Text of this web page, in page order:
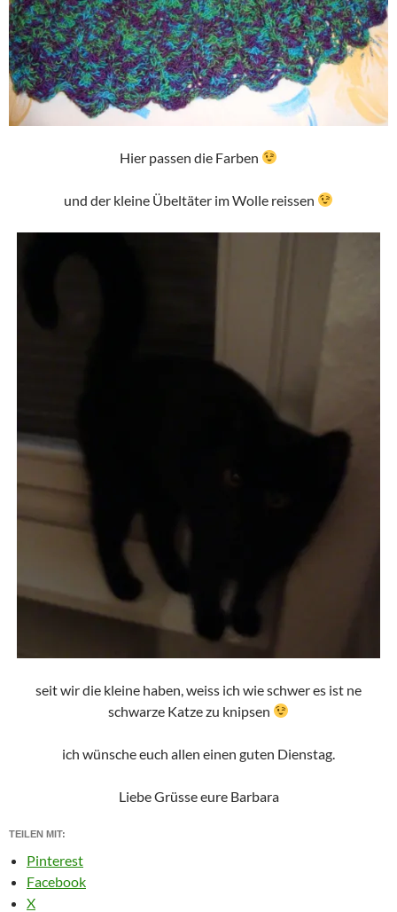
Hier passen die Farben
und der kleine Übeltäter im Wolle reissen
seit wir die kleine haben, weiss ich wie schwer es ist ne
schwarze Katze zu knipsen
ich wünsche euch allen einen guten Dienstag.
Liebe Grüsse eure Barbara
TEILEN MIT:
Pinterest
Facebook
X